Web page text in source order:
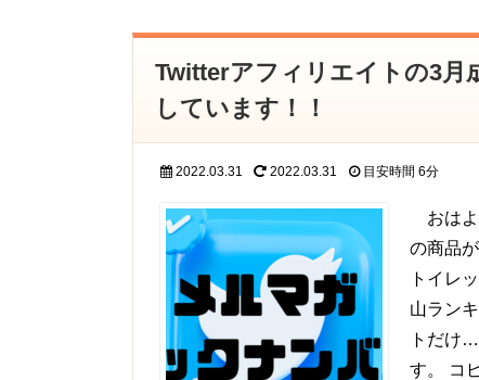
Twitterアフィリエイトの3月
しています！！
2022.03.31 2022.03.31 目安時間 6分
おはよ
の商品
トイレ
山ラン
トだけ
す。 コ